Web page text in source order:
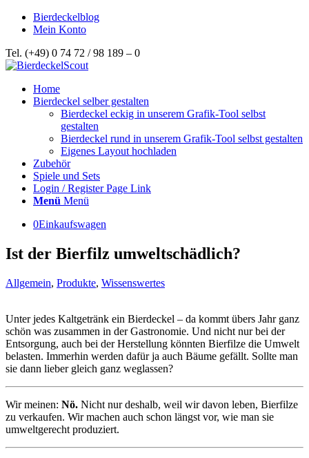
Bierdeckelblog
Mein Konto
Tel. (+49) 0 74 72 / 98 189 – 0
Home
Bierdeckel selber gestalten
Bierdeckel eckig in unserem Grafik-Tool selbst
gestalten
Bierdeckel rund in unserem Grafik-Tool selbst gestalten
Eigenes Layout hochladen
Zubehör
Spiele und Sets
Login / Register Page Link
Menü Menü
0Einkaufswagen
Ist der Bierfilz umweltschädlich?
Allgemein, Produkte, Wissenswertes
Unter jedes Kaltgetränk ein Bierdeckel – da kommt übers Jahr ganz
schön was zusammen in der Gastronomie. Und nicht nur bei der
Entsorgung, auch bei der Herstellung könnten Bierfilze die Umwelt
belasten. Immerhin werden dafür ja auch Bäume gefällt. Sollte man
sie dann lieber gleich ganz weglassen?
Wir meinen: Nö. Nicht nur deshalb, weil wir davon leben, Bierfilze
zu verkaufen. Wir machen auch schon längst vor, wie man sie
umweltgerecht produziert.